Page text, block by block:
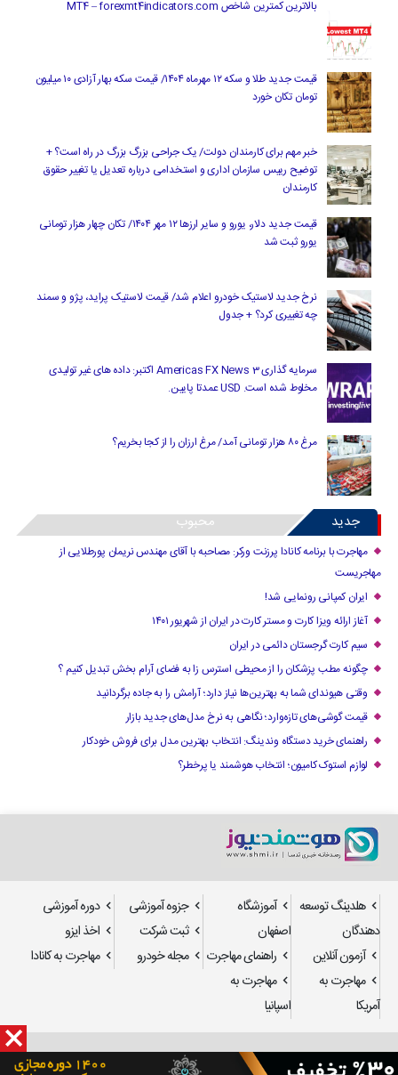
بالاترین کمترین شاخص MT4 – forexmt4indicators.com
قیمت جدید طلا و سکه ۱۲ مهرماه ۱۴۰۴/ قیمت سکه بهار آزادی ۱۰ میلیون
تومان تکان خورد
خبر مهم برای کارمندان دولت/ یک جراحی بزرگ بزرگ در راه است؟ +
توضیح رییس سازمان اداری و استخدامی درباره تعدیل یا تغییر حقوق
کارمندان
قیمت جدید دلار، یورو و سایر ارزها ۱۲ مهر ۱۴۰۴/ تکان چهار هزار تومانی
یورو ثبت شد
نرخ جدید لاستیک خودرو اعلام شد/ قیمت لاستیک پراید، پژو و سمند
چه تغییری کرد؟ + جدول
سرمایه گذاری Americas FX News 3 اکتبر: داده های غیر تولیدی
مخلوط شده است. USD عمدتا پایین.
مرغ ۸۰ هزار تومانی آمد/ مرغ ارزان را از کجا بخریم؟
جدید محبوب
مهاجرت با برنامه کانادا پرزنت ورکر: مصاحبه با آقای مهندس نریمان پورطلایی از
مهاجریست
ایران کمپانی رونمایی شد!
آغاز ارائه ویزا کارت و مستر کارت در ایران از شهریور ۱۴۰۱
سیم کارت گرجستان دائمی در ایران
چگونه مطب پزشکان را از محیطی استرس زا به فضای آرام بخش تبدیل کنیم ؟
وقتی هیوندای شما به بهترین‌ها نیاز دارد؛ آرامش را به جاده برگردانید
قیمت گوشی‌های تازه‌وارد؛ نگاهی به نرخ مدل‌های جدید بازار
راهنمای خرید دستگاه وندینگ: انتخاب بهترین مدل برای فروش خودکار
لوازم استوک کامیون؛ انتخاب هوشمند یا پرخطر؟
هلدینگ توسعه
دهندگان
آموزشگاه
اصفهان
جزوه آموزشی
دوره آموزشی
ثبت شرکت
اخذ ایزو
آزمون آنلاین
راهنمای مهاجرت مجله خودرو
مهاجرت به کانادا
مهاجرت به
آمریکا
مهاجرت به
اسپانیا